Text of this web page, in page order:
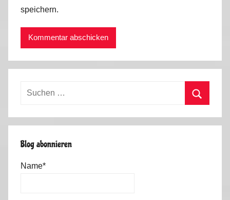
speichern.
Suchen
Blog abonnieren
Name*